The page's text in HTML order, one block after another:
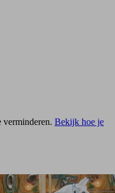
verminderen. Bekijk hoe je